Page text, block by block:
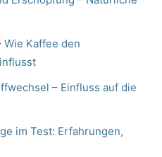
Wie Kaffee den
– Einfluss auf die
im Test: Erfahrungen,